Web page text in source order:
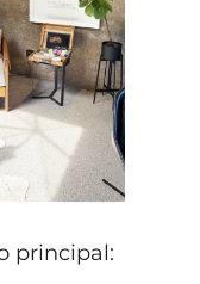
principal: